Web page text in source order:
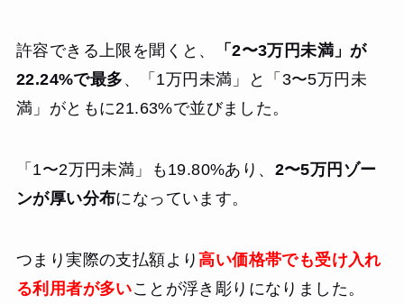
許容できる上限を聞くと、
「2〜3万円未満」が
22.24%で最多 、「1万円未満」と「3〜5万円未
満」がともに21.63%で並びました。
「1〜2万円未満」も19.80%あり、 2〜5万円ゾー
ンが厚い分布になっています。
つまり実際の支払額より高い価格帯でも受け入れ
る利用者が多いことが浮き彫りになりました。